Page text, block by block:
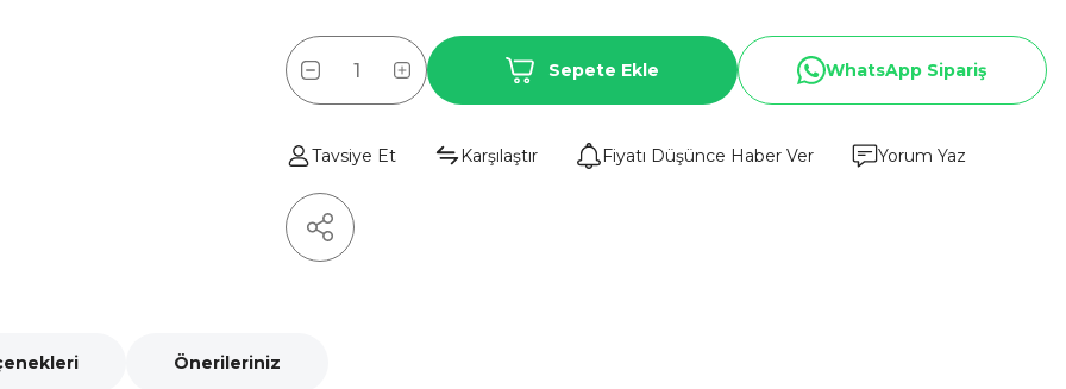
Sepete Ekle WhatsApp Sipariş
Tavsiye Et Karşılaştır Fiyatı Düşünce Haber Ver Yorum Yaz
Önerileriniz